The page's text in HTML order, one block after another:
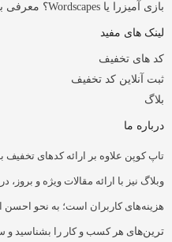
بازی آمیزرا یا Wordscapes؟ معرفی بازی مشابه آمیرزا
لینک های مفید
کد های تخفیف
ثبت آنلاین کد تخفیف
بلاگ
درباره ما
تاپ کوپن علاوه بر ارائه کدهای
وبلاگ نیز با ارائه مقالات ویژه و
هزینه‌های کاربران است؛ به نحو احسن
ترین‌های هر کسب و کار را بشناسید و